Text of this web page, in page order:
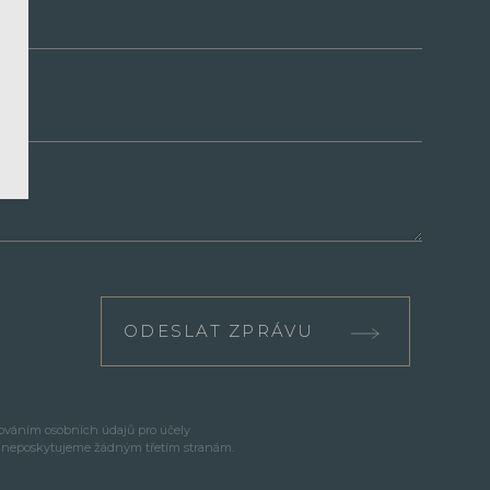
ODESLAT ZPRÁVU
osobních údajů pro účely
žádným třetím stranám.